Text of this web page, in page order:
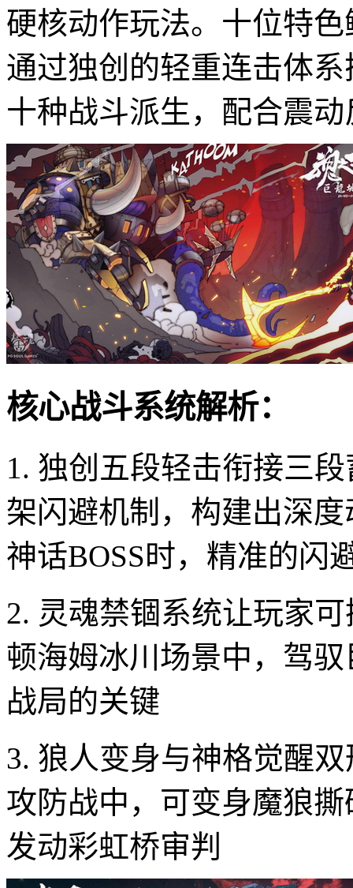
硬核动作玩法。十位特
通过独创的轻重连击体
十种战斗派生，配合震
核心战斗系统解析：
1. 独创五段轻击衔接三
架闪避机制，构建出深
神话BOSS时，精准的闪
2. 灵魂禁锢系统让玩家
顿海姆冰川场景中，驾
战局的关键
3. 狼人变身与神格觉醒
攻防战中，可变身魔狼
发动彩虹桥审判